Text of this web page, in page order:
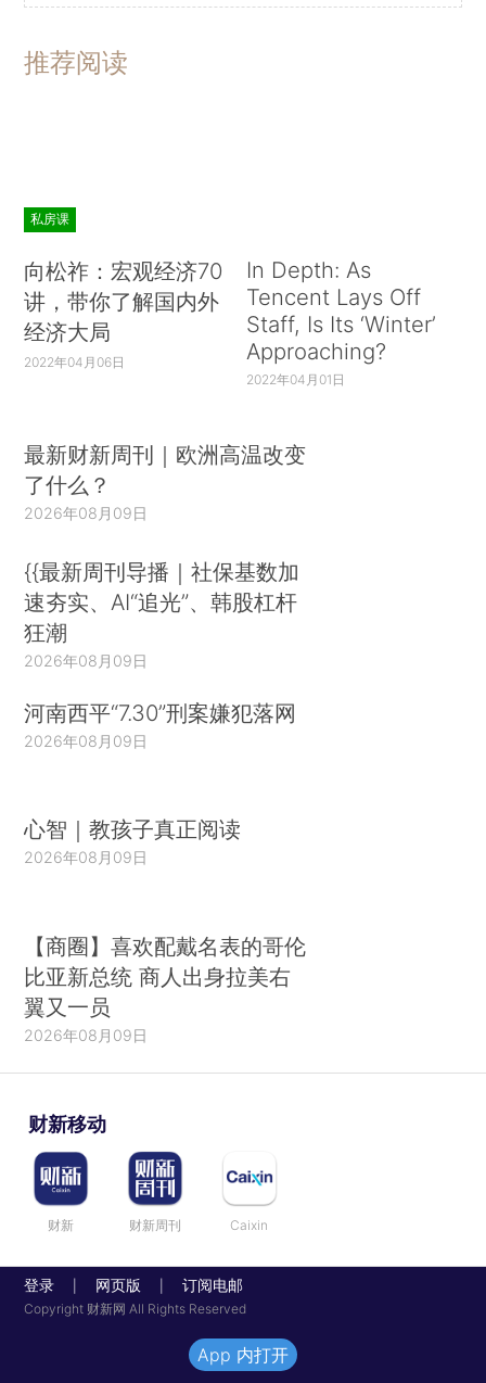
推荐阅读
私房课
向松祚：宏观经济70
讲，带你了解国内外
经济大局
2022年04月06日
In Depth: As
Tencent Lays Off
Staff, Is Its ‘Winter’
Approaching?
2022年04月01日
最新财新周刊｜欧洲高温改变
了什么？
2026年08月09日
{{最新周刊导播｜社保基数加
速夯实、AI“追光”、韩股杠杆
狂潮
2026年08月09日
河南西平“7.30”刑案嫌犯落网
2026年08月09日
心智｜教孩子真正阅读
2026年08月09日
【商圈】喜欢配戴名表的哥伦
比亚新总统 商人出身拉美右
翼又一员
2026年08月09日
财新移动
财新 财新周刊 Caixin
登录 网页版 订阅电邮
Copyright 财新网 All Rights Reserved
App 内打开